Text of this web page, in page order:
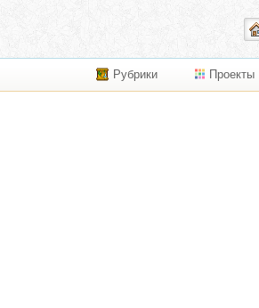
Рубрики Проекты